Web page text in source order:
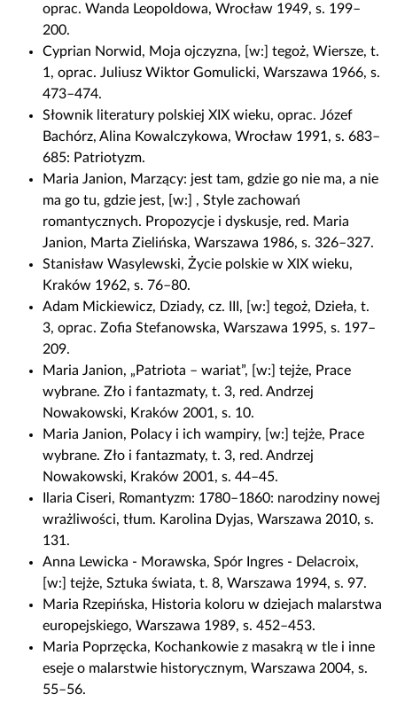
oprac. Wanda Leopoldowa, Wrocław 1949, s. 199–
200.
Cyprian Norwid, Moja ojczyzna, [w:] tegoż, Wiersze, t.
1, oprac. Juliusz Wiktor Gomulicki, Warszawa 1966, s.
473–474.
Słownik literatury polskiej XIX wieku, oprac. Józef
Bachórz, Alina Kowalczykowa, Wrocław 1991, s. 683–
685: Patriotyzm.
Maria Janion, Marzący: jest tam, gdzie go nie ma, a nie
ma go tu, gdzie jest, [w:] , Style zachowań
romantycznych. Propozycje i dyskusje, red. Maria
Janion, Marta Zielińska, Warszawa 1986, s. 326–327.
Stanisław Wasylewski, Życie polskie w XIX wieku,
Kraków 1962, s. 76–80.
Adam Mickiewicz, Dziady, cz. III, [w:] tegoż, Dzieła, t.
3, oprac. Zofia Stefanowska, Warszawa 1995, s. 197–
209.
Maria Janion, „Patriota – wariat”, [w:] tejże, Prace
wybrane. Zło i fantazmaty, t. 3, red. Andrzej
Nowakowski, Kraków 2001, s. 10.
Maria Janion, Polacy i ich wampiry, [w:] tejże, Prace
wybrane. Zło i fantazmaty, t. 3, red. Andrzej
Nowakowski, Kraków 2001, s. 44–45.
Ilaria Ciseri, Romantyzm: 1780–1860: narodziny nowej
wrażliwości, tłum. Karolina Dyjas, Warszawa 2010, s.
131.
Anna Lewicka - Morawska, Spór Ingres - Delacroix,
[w:] tejże, Sztuka świata, t. 8, Warszawa 1994, s. 97.
Maria Rzepińska, Historia koloru w dziejach malarstwa
europejskiego, Warszawa 1989, s. 452–453.
Maria Poprzęcka, Kochankowie z masakrą w tle i inne
eseje o malarstwie historycznym, Warszawa 2004, s.
55–56.